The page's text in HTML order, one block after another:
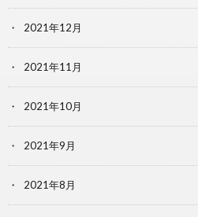
2021年12月
2021年11月
2021年10月
2021年9月
2021年8月